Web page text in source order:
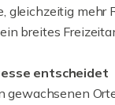
gleichzeitig mehr
breites
entscheidet
gewachsenen